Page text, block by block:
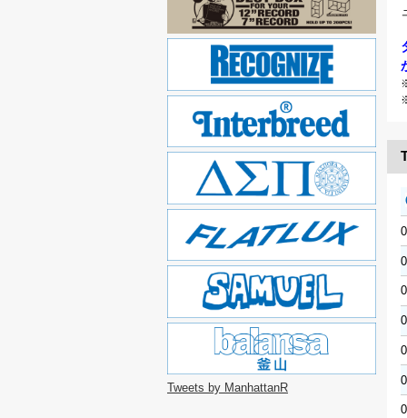
Tweets by ManhattanR